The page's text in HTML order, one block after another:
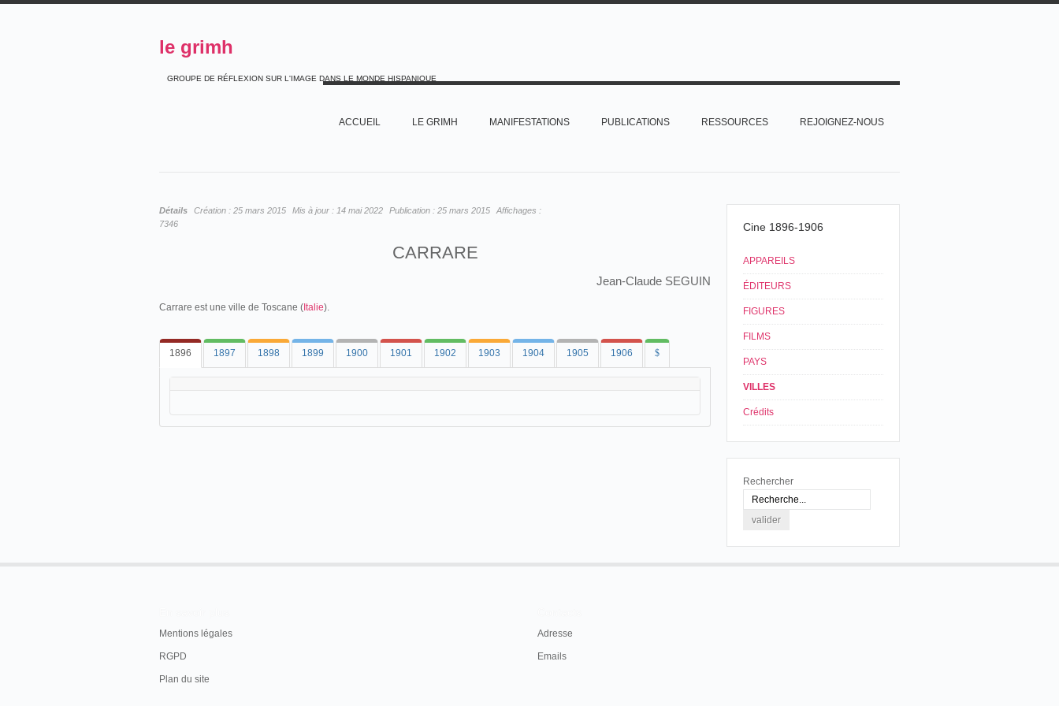
le grimh
GROUPE DE RÉFLEXION SUR L'IMAGE DANS LE MONDE HISPANIQUE
ACCUEIL LE GRIMH MANIFESTATIONS PUBLICATIONS RESSOURCES REJOIGNEZ-NOUS
Détails Création : 25 mars 2015 Mis à jour : 14 mai 2022 Publication : 25 mars 2015
Affichages :
7346
CARRARE
Jean-Claude SEGUIN
Carrare est une ville de Toscane ( Italie).
1896 1897 1898 1899 1900 1901 1902 1903 1904 1905 1906 $
Cine 1896-1906
APPAREILS
ÉDITEURS
FIGURES
FILMS
PAYS
VILLES
Crédits
Rechercher
Mentions légales
RGPD
Plan du site
Adresse
Emails